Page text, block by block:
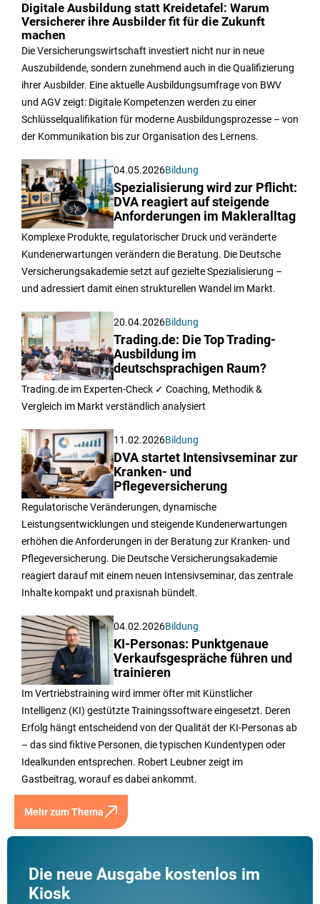
Digitale Ausbildung statt Kreidetafel: Warum
Versicherer ihre Ausbilder fit für die Zukunft
machen
Die Versicherungswirtschaft investiert nicht nur in neue
Auszubildende, sondern zunehmend auch in die Qualifizierung
ihrer Ausbilder. Eine aktuelle Ausbildungsumfrage von BWV
und AGV zeigt: Digitale Kompetenzen werden zu einer
Schlüsselqualifikation für moderne Ausbildungsprozesse – von
der Kommunikation bis zur Organisation des Lernens.
04.05.2026Bildung
Spezialisierung wird zur Pflicht:
DVA reagiert auf steigende
Anforderungen im Makleralltag
Komplexe Produkte, regulatorischer Druck und veränderte
Kundenerwartungen verändern die Beratung. Die Deutsche
Versicherungsakademie setzt auf gezielte Spezialisierung –
und adressiert damit einen strukturellen Wandel im Markt.
20.04.2026Bildung
Trading.de: Die Top Trading-
Ausbildung im
deutschsprachigen Raum?
Trading.de im Experten-Check ✓ Coaching, Methodik &
Vergleich im Markt verständlich analysiert
11.02.2026Bildung
DVA startet Intensivseminar zur
Kranken- und
Pflegeversicherung
Regulatorische Veränderungen, dynamische
Leistungsentwicklungen und steigende Kundenerwartungen
erhöhen die Anforderungen in der Beratung zur Kranken- und
Pflegeversicherung. Die Deutsche Versicherungsakademie
reagiert darauf mit einem neuen Intensivseminar, das zentrale
Inhalte kompakt und praxisnah bündelt.
04.02.2026Bildung
KI-Personas: Punktgenaue
Verkaufsgespräche führen und
trainieren
Im Vertriebstraining wird immer öfter mit Künstlicher
Intelligenz (KI) gestützte Trainingssoftware eingesetzt. Deren
Erfolg hängt entscheidend von der Qualität der KI-Personas ab
– das sind fiktive Personen, die typischen Kundentypen oder
Idealkunden entsprechen. Robert Leubner zeigt im
Gastbeitrag, worauf es dabei ankommt.
Mehr zum Thema
Die neue Ausgabe kostenlos im
Kiosk